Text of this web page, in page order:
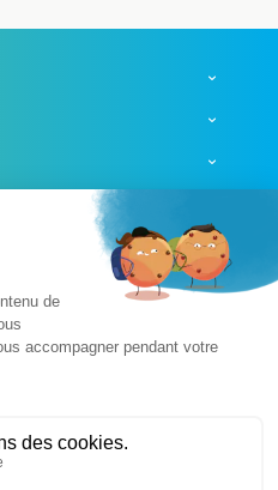
légales
de ventes